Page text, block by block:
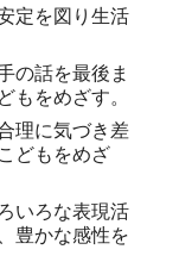
定を図り生活
の話を最後ま
もをめざす。
理に気づき差
どもをめざ
いろな表現活
豊かな感性を